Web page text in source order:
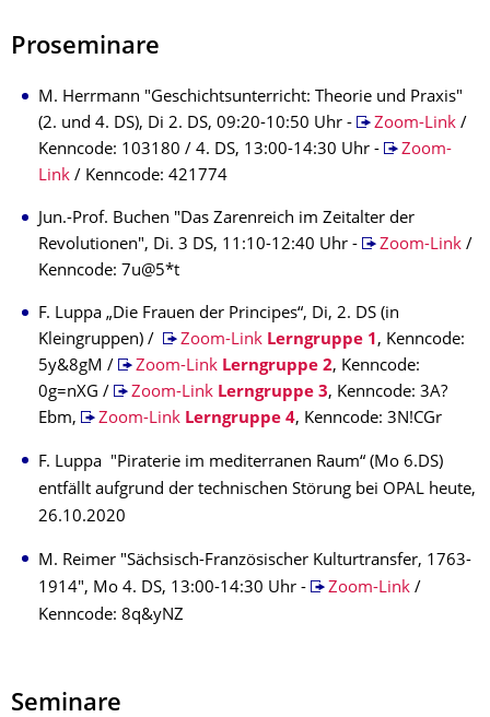
Proseminare
M. Herrmann "Geschichtsunterricht: Theorie und Praxis"
(2. und 4. DS), Di 2. DS, 09:20-10:50 Uhr -
Zoom-Link/
Kenncode: 103180 / 4. DS, 13:00-14:30 Uhr -
Zoom-
Link / Kenncode: 421774
Jun.-Prof. Buchen "Das Zarenreich im Zeitalter der
Revolutionen", Di. 3 DS, 11:10-12:40 Uhr -
Zoom-Link/
Kenncode: 7u@5*t
F. Luppa „Die Frauen der Principes“, Di, 2. DS (in
Kleingruppen) /
Zoom-Link Lerngruppe 1, Kenncode:
5y&8gM /
Zoom-Link Lerngruppe 2, Kenncode:
0g=nXG /
Zoom-Link Lerngruppe 3, Kenncode: 3A?
Ebm,
Zoom-Link Lerngruppe 4, Kenncode: 3N!CGr
F. Luppa "Piraterie im mediterranen Raum“ (Mo 6.DS)
entfällt aufgrund der technischen Störung bei OPAL heute,
26.10.2020
M. Reimer "Sächsisch-Französischer Kulturtransfer, 1763-
1914", Mo 4. DS, 13:00-14:30 Uhr -
Zoom-Link/
Kenncode: 8q&yNZ
Seminare